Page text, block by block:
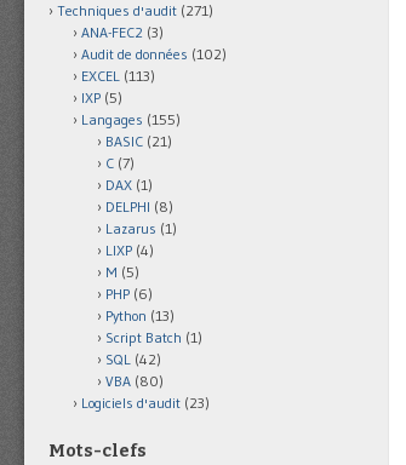
Techniques d'audit (271)
ANA-FEC2 (3)
Audit de données (102)
EXCEL (113)
IXP (5)
Langages (155)
BASIC (21)
C (7)
DAX (1)
DELPHI (8)
Lazarus (1)
LIXP (4)
M (5)
PHP (6)
Python (13)
Script Batch (1)
SQL (42)
VBA (80)
Logiciels d'audit (23)
Mots-clefs